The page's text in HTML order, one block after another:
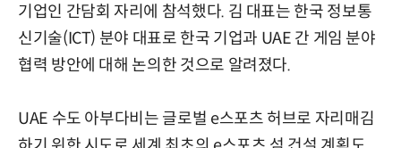
기업인 간담회 자리에 참석했다. 김 대표는 한국 정보통
신기술(ICT) 분야 대표로 한국 기업과 UAE 간 게임 분야
협력 방안에 대해 논의한 것으로 알려졌다.
UAE 수도 아부다비는 글로벌 e스포츠 허브로 자리매김